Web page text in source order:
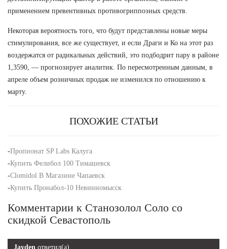
применением превентивных противогриппозных средств.
Некоторая вероятность того, что будут представлены новые меры
стимулирования, все же существует, и если Драги и Ко на этот раз
воздержатся от радикальных действий, это подбодрит пару в районе
1,3590, — прогнозирует аналитик. По пересмотренным данным, в
апреле объем розничных продаж не изменился по отношению к
марту.
ПОХОЖИЕ СТАТЬИ
-Пропионат SP Labs Калуга
-Купить Фелибол 100 Тимашевск
-Clomidol В Магазине Чапаевск
-Купить Пронабол-10 Невинномысск
Комментарии к Станозолол Соло со
скидкой Севастополь
Jayden ответил(а)